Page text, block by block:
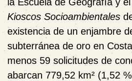
Kioscos Socioambientales
existencia de un enjambre
subterránea de oro en
menos 59 solicitudes de
abarcan 779,52 km² (1,52